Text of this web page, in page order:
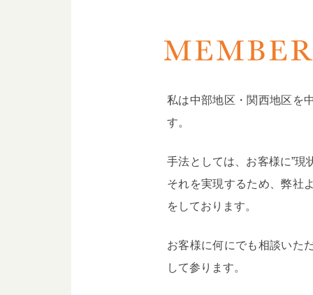
私は中部地区・関西地区を
す。
手法としては、お客様に”現
それを実現するため、弊社
をしております。
お客様に何にでも相談いた
して参ります。